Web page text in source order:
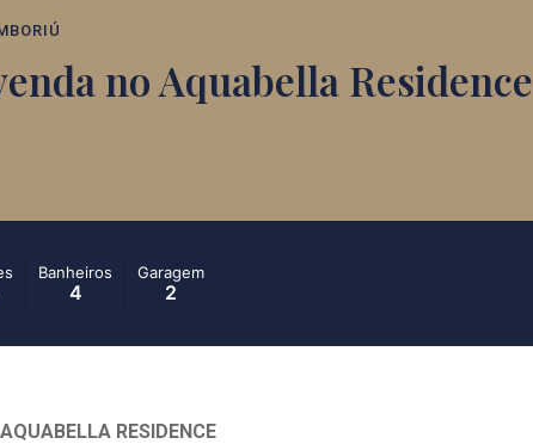
no Aquabella Residence
Banheiros
4
Garagem
2
RESIDENCE